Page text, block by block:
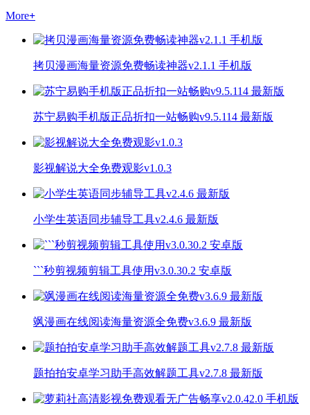
More+
拷贝漫画海量资源免费畅读神器v2.1.1 手机版
苏宁易购手机版正品折扣一站畅购v9.5.114 最新版
影视解说大全免费观影v1.0.3
小学生英语同步辅导工具v2.4.6 最新版
```秒剪视频剪辑工具使用v3.0.30.2 安卓版
飒漫画在线阅读海量资源全免费v3.6.9 最新版
题拍拍安卓学习助手高效解题工具v2.7.8 最新版